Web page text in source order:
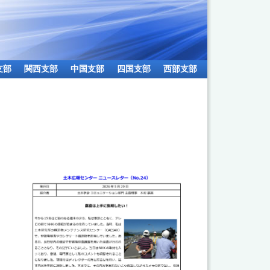
部 関西支部 中国支部 四国支部 西部支部